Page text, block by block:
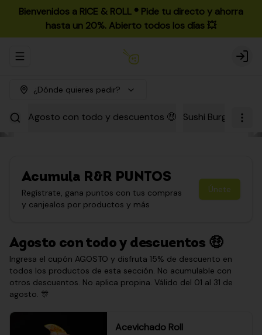
Bienvenidos a RICE & ROLL ®️ Pide tu directo y ahorra
hasta un 20%. Abierto todos los días 💥
Abrir menu de navegación Login
¿Dónde quieres pedir?
Agosto con todo y descuentos 🤑 Sushi Burgers
Acumula R&R PUNTOS
Regístrate, gana puntos con tus compras
y canjealos por productos y más
Únete
Agosto con todo y descuentos 🤑
Ingresa el cupón AGOSTO y disfruta 15% de descuento en
todos los productos de esta sección. No acumulable con
otros descuentos. No aplica propina. Válido del 01 al 31 de
agosto. 🎊
Acevichado Roll